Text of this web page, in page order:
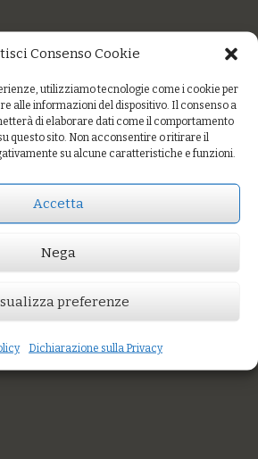
Consenso Cookie
utilizziamo tecnologie come i cookie per
alle informazioni del dispositivo. Il consenso a
di elaborare dati come il comportamento
questo sito. Non acconsentire o ritirare il
su alcune caratteristiche e funzioni.
Accetta
Nega
preferenze
Dichiarazione sulla Privacy
broccoli, nocciole
e capperi